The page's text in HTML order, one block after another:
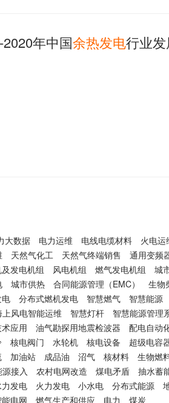
年中国余热发电行业
大数据 电力运维 电线电缆材料 火电运
天然气化工 天然气终端销售 通用变频
发电机组 风电机组 燃气发电机组 城
城市供热 合同能源管理（EMC） 生物
分布式燃机发电 智慧燃气 智慧能源
上风电智能运维 智慧灯杆 智慧能源管理
应用 油气勘探用地震检波器 配电自动
核电阀门 水轮机 核电设备 超级电容
加油站 成品油 沼气 核材料 生物燃
接入 农村电网改造 煤电矛盾 抽水蓄
发电 火力发电 小水电 分布式能源
能电网 燃气生产和供应 电力 煤炭